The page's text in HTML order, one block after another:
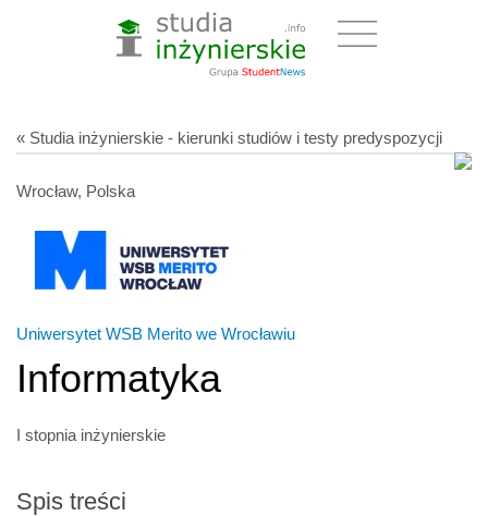
« Studia inżynierskie - kierunki studiów i testy predyspozycji
Wrocław, Polska
Uniwersytet WSB Merito we Wrocławiu
Informatyka
I stopnia inżynierskie
Spis treści